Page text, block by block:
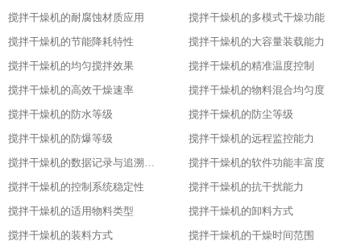
搅拌干燥机的耐腐蚀材质应用
搅拌干燥机的多模式干燥功能
搅拌干燥机的节能降耗特性
搅拌干燥机的大容量装载能力
搅拌干燥机的均匀搅拌效果
搅拌干燥机的精准温度控制
搅拌干燥机的高效干燥速率
搅拌干燥机的物料混合均匀度
搅拌干燥机的防水等级
搅拌干燥机的防尘等级
搅拌干燥机的防爆等级
搅拌干燥机的远程监控能力
搅拌干燥机的数据记录与追溯功能
搅拌干燥机的软件功能丰富度
搅拌干燥机的控制系统稳定性
搅拌干燥机的抗干扰能力
搅拌干燥机的适用物料类型
搅拌干燥机的卸料方式
搅拌干燥机的装料方式
搅拌干燥机的干燥时间范围